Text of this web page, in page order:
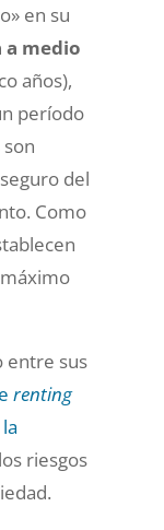
en su
a medio
años),
período
del
Como
entre sus
renting
riesgos